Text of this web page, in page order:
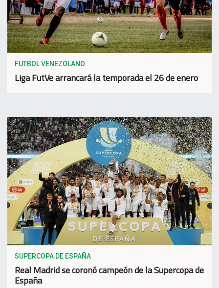
FUTBOL VENEZOLANO
Liga FutVe arrancará la temporada el 26 de enero
SUPERCOPA DE ESPAÑA
Real Madrid se coronó campeón de la Supercopa de
España